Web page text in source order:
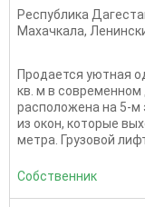
Республика
Махачкала,
Продается уютная
кв. м в
расположена на 5-м
из окон, которые
метра. Грузовой
Собственник